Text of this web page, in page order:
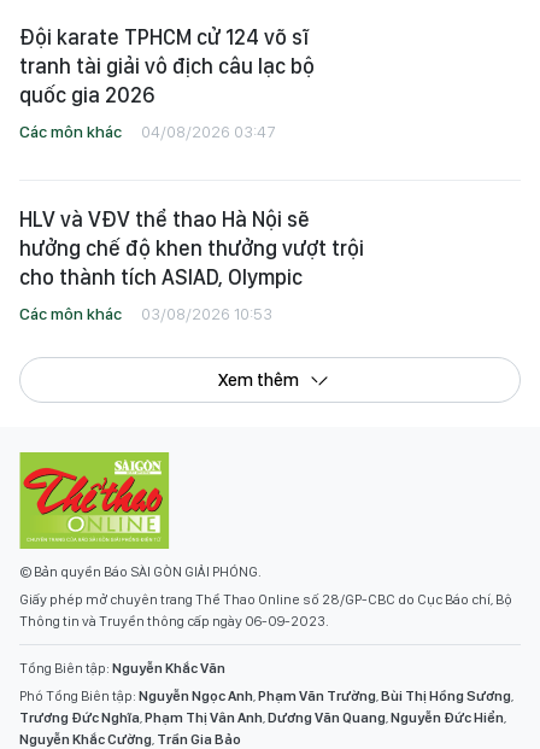
Đội karate TPHCM cử 124 võ sĩ
tranh tài giải vô địch câu lạc bộ
quốc gia 2026
Các môn khác 04/08/2026 03:47
HLV và VĐV thể thao Hà Nội sẽ
hưởng chế độ khen thưởng vượt trội
cho thành tích ASIAD, Olympic
Các môn khác 03/08/2026 10:53
Xem thêm
© Bản quyền Báo SÀI GÒN GIẢI PHÓNG.
Giấy phép mở chuyên trang Thể Thao Online số 28/GP-CBC do Cục Báo chí, Bộ
Thông tin và Truyền thông cấp ngày 06-09-2023.
Tổng Biên tập: Nguyễn Khắc Văn
Phó Tổng Biên tập: Nguyễn Ngọc Anh Phạm Văn Trường Bùi Thị Hồng Sương
Trương Đức Nghĩa Phạm Thị Vân Anh Dương Văn Quang Nguyễn Đức Hiển
Nguyễn Khắc Cường Trần Gia Bảo